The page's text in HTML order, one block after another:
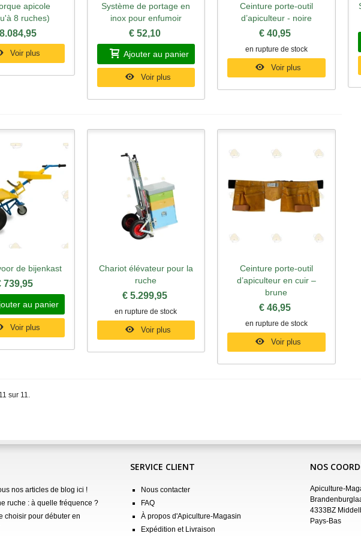
rapideapicole
8 ruches)
Voir plus
Aperçu rapide
Système de portage en
inox pour enfumoir
€ 52,10
Ajouter au panier
Voir plus
Aperçu rapide
Ceinture porte-outil
d’apiculteur - noire
€ 40,95
en rupture de stock
Voir plus
rapidede bijenkast
739,95
au panier
Voir plus
Aperçu rapide
Chariot élévateur pour la
ruche
€ 5.299,95
en rupture de stock
Voir plus
Aperçu rapide
Ceinture porte-outil
d’apiculteur en cuir –
brune
€ 46,95
en rupture de stock
Voir plus
sur 11.
nos articles de blog ici !
ruche : à quelle fréquence ?
choisir pour débuter en
SERVICE CLIENT
Nous contacter
FAQ
À propos d'Apiculture-Magasin
Expédition et Livraison
NOS
Apiculture-
4333BZ
Pays-Bas